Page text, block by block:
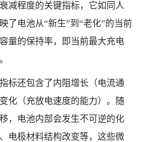
减程度的关键指标，它如同人
了电池从“新生”到“老化”的当前
量的保持率，即当前最大充电
标还包含了内阻增长（电流通
化（充放电速度的能力）。随
，电池内部会发生不可逆的化
电极材料结构改变等，这些微